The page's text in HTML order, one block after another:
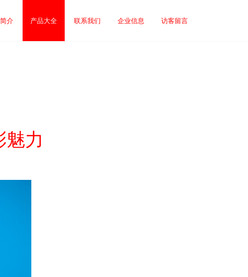
介 产品大全 联系我们 企业信息 访客留言
力